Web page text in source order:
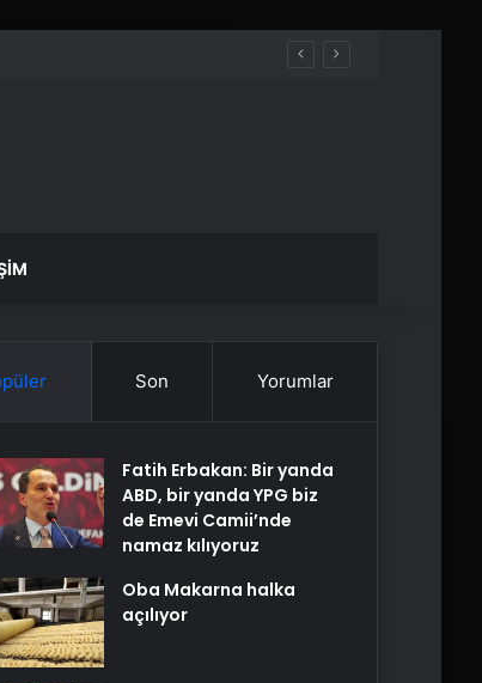
Son Yorumlar
Fatih Erbakan: Bir yanda
ABD, bir yanda YPG biz
de Emevi Camii’nde
namaz kılıyoruz
Oba Makarna halka
açılıyor